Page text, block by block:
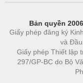
Bản quyền
Giấy phép đăng ký
và
Giấy phép Thiết lập
297/GP-BC do Bộ